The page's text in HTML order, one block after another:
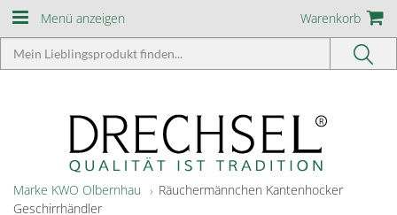
Menü anzeigen Warenkorb
Marke KWO Olbernhau
Räuchermännchen Kantenhocker
Geschirrhändler